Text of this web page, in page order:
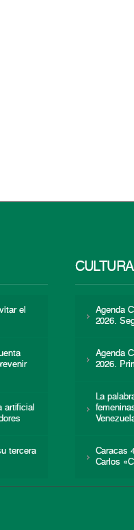
el
artificial
tercera
CULTURA
Agenda
2026.
Agenda
2026.
La
Caracas
Carlos